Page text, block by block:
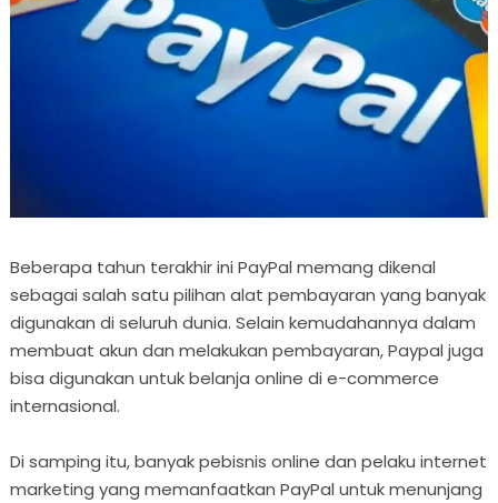
Beberapa tahun terakhir ini PayPal memang dikenal
sebagai salah satu pilihan alat pembayaran yang banyak
digunakan di seluruh dunia. Selain kemudahannya dalam
membuat akun dan melakukan pembayaran, Paypal juga
bisa digunakan untuk belanja online di e-commerce
internasional.
Di samping itu, banyak pebisnis online dan pelaku internet
marketing yang memanfaatkan PayPal untuk menunjang